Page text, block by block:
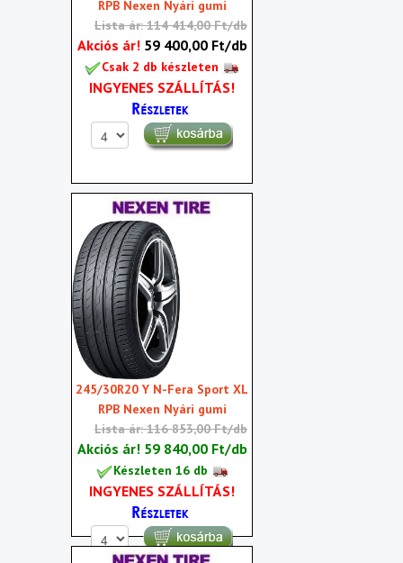
RPB Nexen Nyári gumi
Lista ár: 114 414,00 Ft/db
Akciós ár! 59 400,00 Ft/db
Csak 2 db készleten
INGYENES SZÁLLÍTÁS!
245/30R20 Y N-Fera Sport XL
RPB Nexen Nyári gumi
Lista ár: 116 853,00 Ft/db
Akciós ár! 59 840,00 Ft/db
Készleten 16 db
INGYENES SZÁLLÍTÁS!